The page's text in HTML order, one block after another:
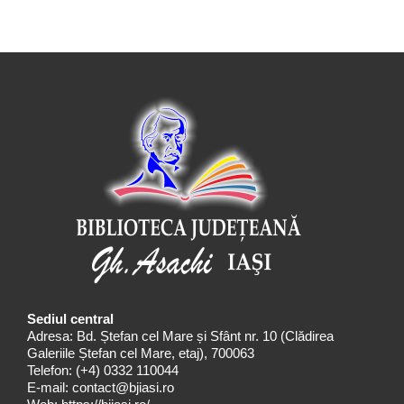
Sediul central
Adresa: Bd. Ștefan cel Mare și Sfânt nr. 10 (Clădirea
Galeriile Ștefan cel Mare, etaj), 700063
Telefon: (+4) 0332 110044
E-mail: contact@bjiasi.ro